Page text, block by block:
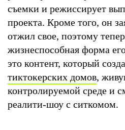
съемки и режиссирует
проекта. Кроме того, он
отжил свое, поэтому
жизнеспособная форма
это контент, который
тиктокерских домов,
контролируемой среде и
реалити-шоу с ситкомом.